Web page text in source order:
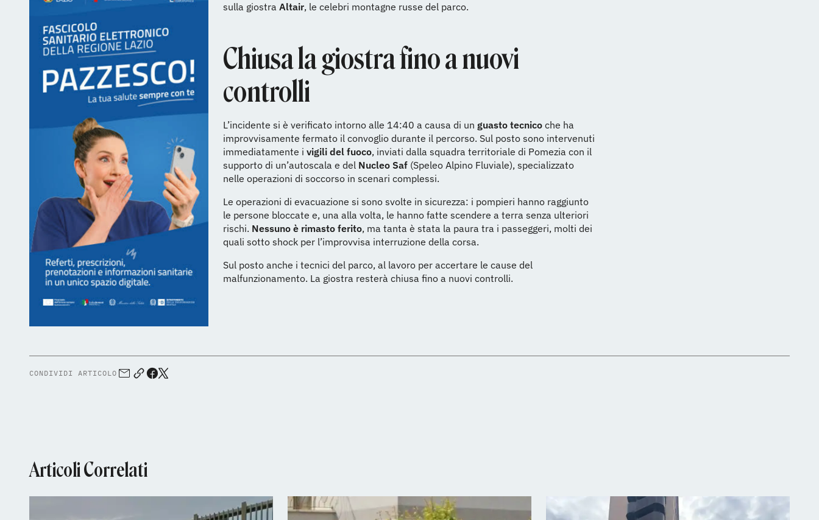
sulla giostra Altair, le celebri montagne russe del parco.
Chiusa la giostra fino a nuovi
controlli
L’incidente si è verificato intorno alle 14:40 a causa di un guasto tecnico che ha
improvvisamente fermato il convoglio durante il percorso. Sul posto sono intervenuti
immediatamente i vigili del fuoco, inviati dalla squadra territoriale di Pomezia con il
supporto di un’autoscala e del Nucleo Saf (Speleo Alpino Fluviale), specializzato
nelle operazioni di soccorso in scenari complessi.
Le operazioni di evacuazione si sono svolte in sicurezza: i pompieri hanno raggiunto
le persone bloccate e, una alla volta, le hanno fatte scendere a terra senza ulteriori
rischi. Nessuno è rimasto ferito, ma tanta è stata la paura tra i passeggeri, molti dei
quali sotto shock per l’improvvisa interruzione della corsa.
Sul posto anche i tecnici del parco, al lavoro per accertare le cause del
malfunzionamento. La giostra resterà chiusa fino a nuovi controlli.
CONDIVIDI ARTICOLO
Articoli Correlati